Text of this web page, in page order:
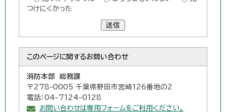
つけにくかった
送信
このページに関するお問い合わせ
消防本部 総務課
〒278-0005 千葉県野田市宮崎126番地の2
電話：04-7124-0128
お問い合わせは専用フォームをご利用ください。